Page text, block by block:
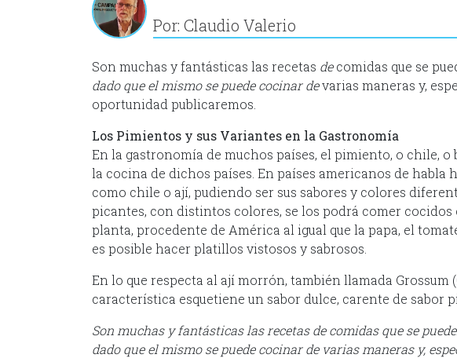
Por: Claudio Valerio
Son muchas y fantásticas las recetas decomidas que se
dado que el mismo se puede cocinar devarias maneras y,
oportunidad publicaremos.
Los Pimientos y sus Variantes en la Gastronomía
En la gastronomía de muchos países, el pimiento, o chile,
la cocina de dichos países. En países americanos de habla
como chile o ají, pudiendo ser sus sabores y colores
picantes, con distintos colores, se los podrá comer cocidos
planta, procedente de América al igual que la papa, el
es posible hacer platillos vistosos y sabrosos.
En lo que respecta al ají morrón, también llamada Grossum
característica esquetiene un sabor dulce, carente de sabor
Son muchas y fantásticas las recetas de comidas que se
dado que el mismo se puede cocinar de varias maneras y,